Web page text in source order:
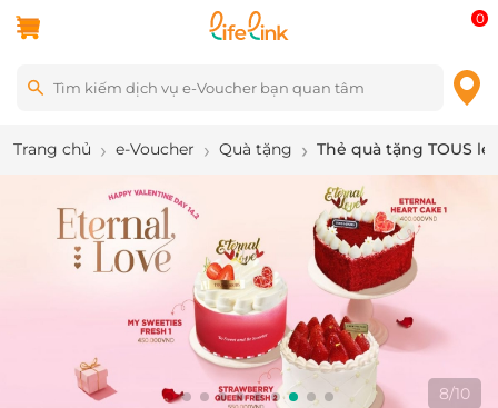
0
Trang chủ e-Voucher Quà tặng Thẻ quà tặng TOUS
9/10